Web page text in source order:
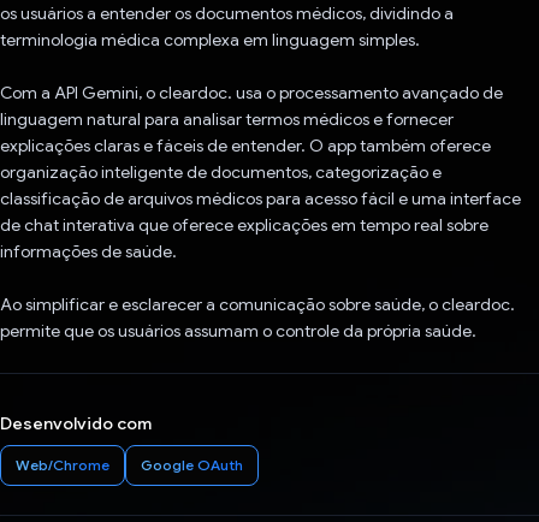
os usuários a entender os documentos médicos, dividindo a
terminologia médica complexa em linguagem simples.
Com a API Gemini, o cleardoc. usa o processamento avançado de
linguagem natural para analisar termos médicos e fornecer
explicações claras e fáceis de entender. O app também oferece
organização inteligente de documentos, categorização e
classificação de arquivos médicos para acesso fácil e uma interface
de chat interativa que oferece explicações em tempo real sobre
informações de saúde.
Ao simplificar e esclarecer a comunicação sobre saúde, o cleardoc.
permite que os usuários assumam o controle da própria saúde.
Desenvolvido com
Web/Chrome Google OAuth